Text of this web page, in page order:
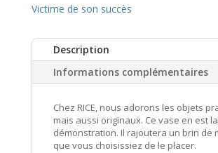
Victime de son succès
Description
Informations complémentaires
Chez RICE, nous adorons les objets
mais aussi originaux. Ce vase en est la
démonstration. Il rajoutera un brin de
que vous choisissiez de le placer.